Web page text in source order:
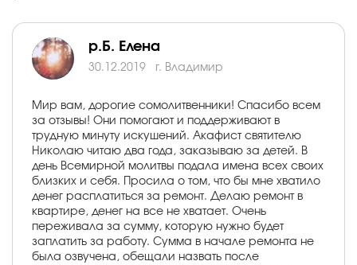
р.Б. Елена
30.12.2019 г. Владимир
Мир вам, дорогие сомолитвенники! Спасибо всем
за отзывы! Они помогают и поддерживают в
трудную минуту искушений. Акафист святителю
Николаю читаю два года, заказываю за детей. В
день Всемирной молитвы подала имена всех своих
близких и себя. Просила о том, что бы мне хватило
денег расплатиться за ремонт. Делаю ремонт в
квартире, денег на все не хватает. Очень
переживала за сумму, которую нужно будет
заплатить за работу. Сумма в начале ремонта не
была озвучена, обещали назвать после